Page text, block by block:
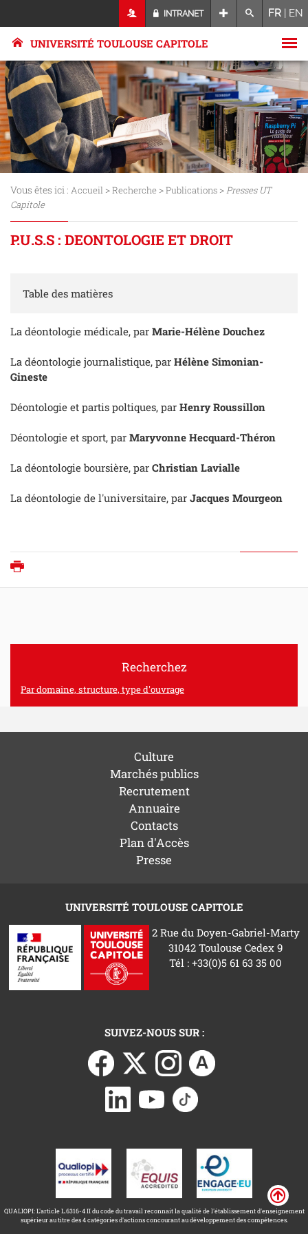
INTRANET FR | EN
UNIVERSITÉ TOULOUSE CAPITOLE
Vous êtes ici : Accueil >Recherche >Publications >Presses UT
Capitole
P.U.S.S : DEONTOLOGIE ET DROIT
Table des matières
La déontologie médicale, par Marie-Hélène Douchez
La déontologie journalistique, par Hélène Simonian-
Gineste
Déontologie et partis poltiques, par Henry Roussillon
Déontologie et sport, par Maryvonne Hecquard-Théron
La déontologie boursière, par Christian Lavialle
La déontologie de l'universitaire, par Jacques Mourgeon
Recherchez
Par domaine, structure, type d'ouvrage
Culture
Marchés publics
Recrutement
Annuaire
Contacts
Plan d'Accès
Presse
UNIVERSITÉ TOULOUSE CAPITOLE
2 Rue du Doyen-Gabriel-Marty
31042 Toulouse Cedex 9
Tél : +33(0)5 61 63 35 00
SUIVEZ-NOUS SUR :
QUALIOPI: L'article L.6316-4 II du code du travail reconnait la qualité de l'établissement d'enseignement
supérieur au titre des 4 catégories d'actions concourant au développement des compétences.